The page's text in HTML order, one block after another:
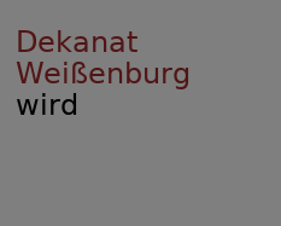
Dekanat
Weißenburg
wird